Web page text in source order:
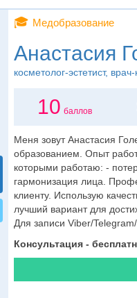
🎓 Медобразование
Анастасия
косметолог-эстетист, врач-
10 баллов
Меня зовут Анастасия
образованием. Опыт
которыми работаю: -
гармонизация лица.
клиенту. Использую
лучший вариант для
Для записи Viber/Telegram/
Консультация -